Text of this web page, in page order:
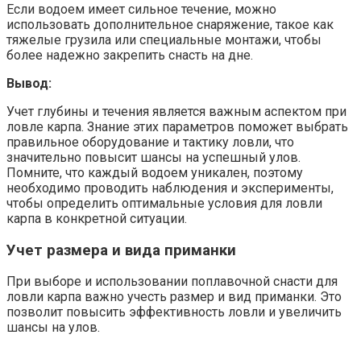
Если водоем имеет сильное течение, можно
использовать дополнительное снаряжение, такое как
тяжелые грузила или специальные монтажи, чтобы
более надежно закрепить снасть на дне.
Вывод:
Учет глубины и течения является важным аспектом при
ловле карпа. Знание этих параметров поможет выбрать
правильное оборудование и тактику ловли, что
значительно повысит шансы на успешный улов.
Помните, что каждый водоем уникален, поэтому
необходимо проводить наблюдения и эксперименты,
чтобы определить оптимальные условия для ловли
карпа в конкретной ситуации.
Учет размера и вида приманки
При выборе и использовании поплавочной снасти для
ловли карпа важно учесть размер и вид приманки. Это
позволит повысить эффективность ловли и увеличить
шансы на улов.